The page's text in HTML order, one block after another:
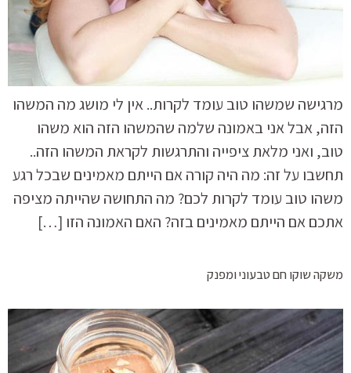
מרגישה שמשהו טוב עומד לקרות.. אין לי מושג מה המשהו
הזה, אבל אני באמונה שלמה שהמשהו הזה הוא משהו
טוב, ואני מלאת ציפייה והתרגשות לקראת המשהו הזה..
תחשבו על זה: מה היה קורה אם הייתם מאמינים שבכל רגע
משהו טוב עומד לקרות לכם? מה התחושה שהייתה מציפה
אתכם אם הייתם מאמינים בזה? האם האמונה הזו […]
משקה שוקו חם טבעוני ומפנק